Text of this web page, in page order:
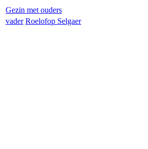
Gezin met ouders
vader Roelofop Selgaer